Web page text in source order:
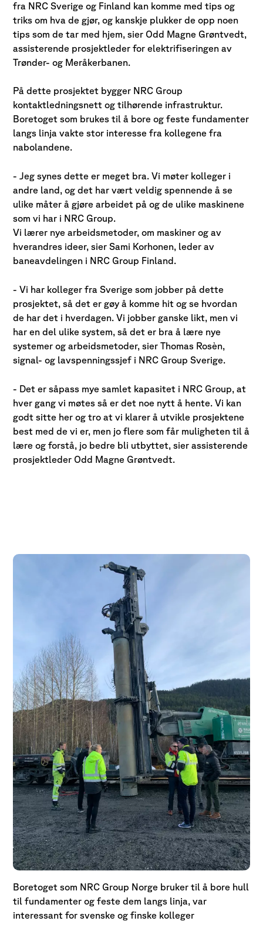
fra NRC Sverige og Finland kan komme med tips og
triks om hva de gjør, og kanskje plukker de opp noen
tips som de tar med hjem, sier Odd Magne Grøntvedt,
assisterende prosjektleder for elektrifiseringen av
Trønder- og Meråkerbanen.
På dette prosjektet bygger NRC Group
kontaktledningsnett og tilhørende infrastruktur.
Boretoget som brukes til å bore og feste fundamenter
langs linja vakte stor interesse fra kollegene fra
nabolandene.
- Jeg synes dette er meget bra. Vi møter kolleger i
andre land, og det har vært veldig spennende å se
ulike måter å gjøre arbeidet på og de ulike maskinene
som vi har i NRC Group.
Vi lærer nye arbeidsmetoder, om maskiner og av
hverandres ideer, sier Sami Korhonen, leder av
baneavdelingen i NRC Group Finland.
- Vi har kolleger fra Sverige som jobber på dette
prosjektet, så det er gøy å komme hit og se hvordan
de har det i hverdagen. Vi jobber ganske likt, men vi
har en del ulike system, så det er bra å lære nye
systemer og arbeidsmetoder, sier Thomas Rosèn,
signal- og lavspenningssjef i NRC Group Sverige.
- Det er såpass mye samlet kapasitet i NRC Group, at
hver gang vi møtes så er det noe nytt å hente. Vi kan
godt sitte her og tro at vi klarer å utvikle prosjektene
best med de vi er, men jo flere som får muligheten til å
lære og forstå, jo bedre bli utbyttet, sier assisterende
prosjektleder Odd Magne Grøntvedt.
Boretoget som NRC Group Norge bruker til å bore hull
til fundamenter og feste dem langs linja, var
interessant for svenske og finske kolleger